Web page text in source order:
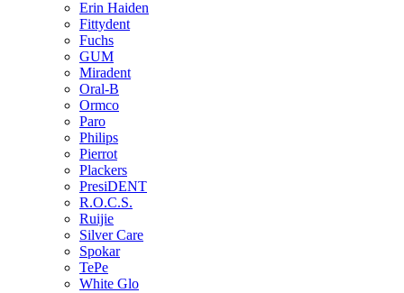
Erin Haiden
Fittydent
Fuchs
GUM
Miradent
Oral-B
Ormco
Paro
Philips
Pierrot
Plackers
PresiDENT
R.O.C.S.
Ruijie
Silver Care
Spokar
TePe
White Glo